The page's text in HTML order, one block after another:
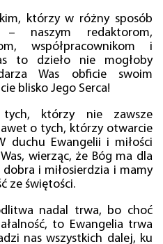
którzy w różny sposób
– naszym redaktorom,
współpracownikom i
to dzieło nie mogłoby
Was obficie swoim
blisko Jego Serca!
którzy nie zawsze
o tych, którzy otwarcie
duchu Ewangelii i miłości
wierząc, że Bóg ma dla
i miłosierdzia i mamy
ze świętości.
nadal trwa, bo choć
to Ewangelia trwa
nas wszystkich dalej, ku